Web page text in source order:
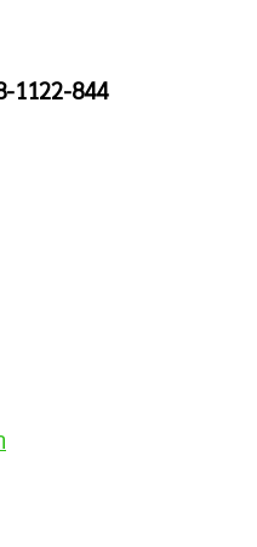
1122-844